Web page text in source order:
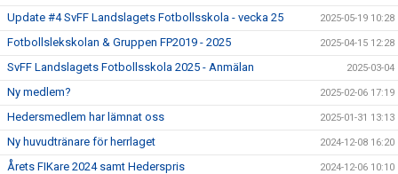
Update #4 SvFF Landslagets Fotbollsskola - vecka 25 2025-05-19 10:28
Fotbollslekskolan & Gruppen FP2019 - 2025 2025-04-15 12:28
SvFF Landslagets Fotbollsskola 2025 - Anmälan 2025-03-04
Ny medlem? 2025-02-06 17:19
Hedersmedlem har lämnat oss 2025-01-31 13:13
Ny huvudtränare för herrlaget 2024-12-08 16:20
Årets FIKare 2024 samt Hederspris 2024-12-06 10:10